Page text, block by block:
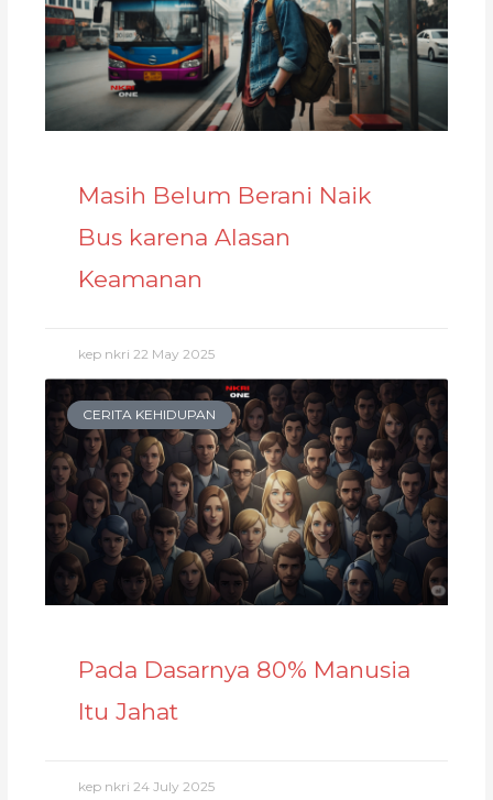
Masih Belum Berani Naik
Bus karena Alasan
Keamanan
kep nkri22 May 2025
CERITA KEHIDUPAN
Pada Dasarnya 80% Manusia
Itu Jahat
kep nkri24 July 2025